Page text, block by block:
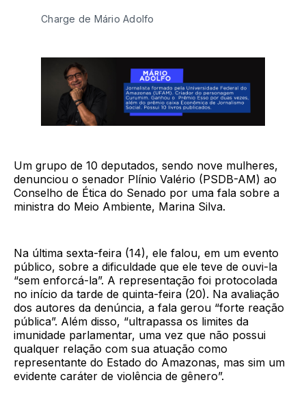
Charge de Mário Adolfo
Um grupo de 10 deputados, sendo nove mulheres,
denunciou o senador Plínio Valério (PSDB-AM) ao
Conselho de Ética do Senado por uma fala sobre a
ministra do Meio Ambiente, Marina Silva.
Na última sexta-feira (14), ele falou, em um evento
público, sobre a dificuldade que ele teve de ouvi-la
“sem enforcá-la”. A representação foi protocolada
no início da tarde de quinta-feira (20). Na avaliação
dos autores da denúncia, a fala gerou “forte reação
pública”. Além disso, “ultrapassa os limites da
imunidade parlamentar, uma vez que não possui
qualquer relação com sua atuação como
representante do Estado do Amazonas, mas sim um
evidente caráter de violência de gênero”.